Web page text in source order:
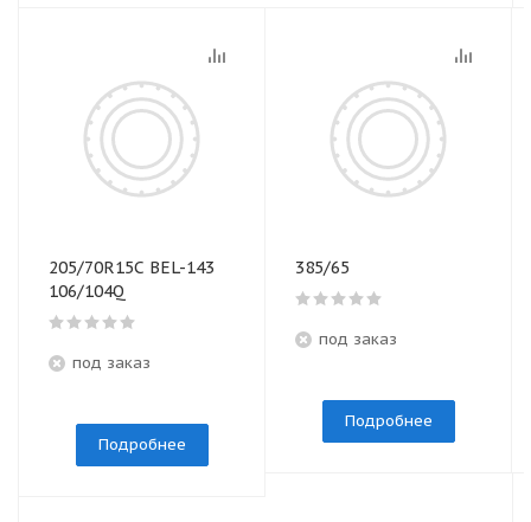
205/70R15C BEL-143
106/104Q
под заказ
Подробнее
385/65
под заказ
Подробнее